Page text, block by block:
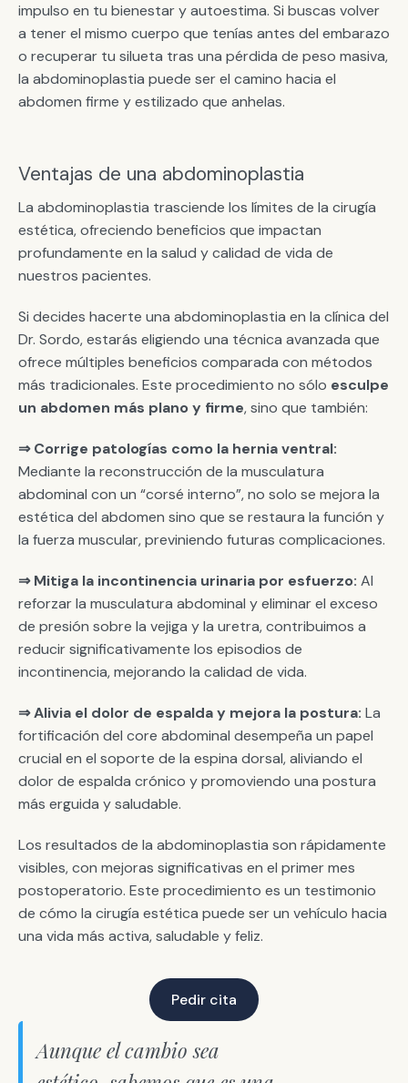
impulso en tu bienestar y autoestima. Si buscas volver
a tener el mismo cuerpo que tenías antes del embarazo
o recuperar tu silueta tras una pérdida de peso masiva,
la abdominoplastia puede ser el camino hacia el
abdomen firme y estilizado que anhelas.
Ventajas de una abdominoplastia
La abdominoplastia trasciende los límites de la cirugía
estética, ofreciendo beneficios que impactan
profundamente en la salud y calidad de vida de
nuestros pacientes.
Si decides hacerte una abdominoplastia en la clínica del
Dr. Sordo, estarás eligiendo una técnica avanzada que
ofrece múltiples beneficios comparada con métodos
más tradicionales. Este procedimiento no sólo esculpe
un abdomen más plano y firme, sino que también:
⇒ Corrige patologías como la hernia ventral:
Mediante la reconstrucción de la musculatura
abdominal con un “corsé interno”, no solo se mejora la
estética del abdomen sino que se restaura la función y
la fuerza muscular, previniendo futuras complicaciones.
⇒ Mitiga la incontinencia urinaria por esfuerzo: Al
reforzar la musculatura abdominal y eliminar el exceso
de presión sobre la vejiga y la uretra, contribuimos a
reducir significativamente los episodios de
incontinencia, mejorando la calidad de vida.
⇒ Alivia el dolor de espalda y mejora la postura: La
fortificación del core abdominal desempeña un papel
crucial en el soporte de la espina dorsal, aliviando el
dolor de espalda crónico y promoviendo una postura
más erguida y saludable.
Los resultados de la abdominoplastia son rápidamente
visibles, con mejoras significativas en el primer mes
postoperatorio. Este procedimiento es un testimonio
de cómo la cirugía estética puede ser un vehículo hacia
una vida más activa, saludable y feliz.
Pedir cita
Aunque el cambio sea